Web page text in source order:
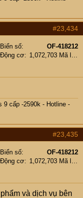
#23,434
Biển số
OF-418212
Động cơ
9 cấp -2590k - Hotline -
#23,435
Biển số
OF-418212
Động cơ
và dịch vụ bên